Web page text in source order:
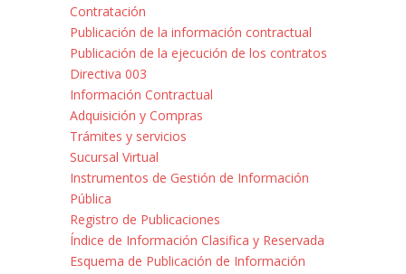
Contratación
Publicación de la información contractual
Publicación de la ejecución de los contratos
Directiva 003
Información Contractual
Adquisición y Compras
Trámites y servicios
Sucursal Virtual
Instrumentos de Gestión de Información
Pública
Registro de Publicaciones
Índice de Información Clasifica y Reservada
Esquema de Publicación de Información